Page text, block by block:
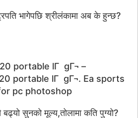
भागेपछि श्रीलंकामा अब के हुन्छ?
portable lГ gГ¬ –
portable lГ gГ¬. Ea sports
pc photoshop
बढ्यो सुनको मूल्य,तोलामा कति पुग्यो?